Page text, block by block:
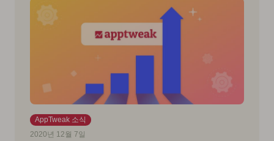
AppTweak 소식
2020년 12월 7일